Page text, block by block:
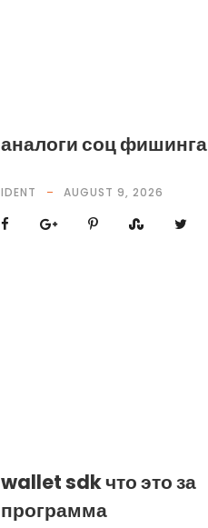
аналоги соц фишинга
IDENT AUGUST 9, 2026
wallet sdk что это за
программа